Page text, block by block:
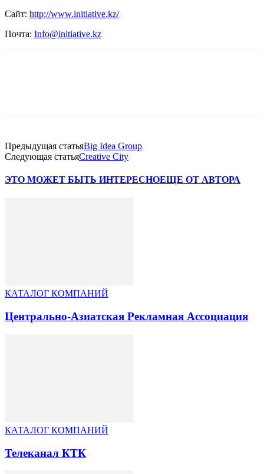
Сайт: http://www.initiative.kz/
Почта: Info@initiative.kz
Предыдущая статьяBig Idea Group
Следующая статьяCreative City
ЭТО МОЖЕТ БЫТЬ ИНТЕРЕСНОЕЩЕ ОТ АВТОРА
КАТАЛОГ КОМПАНИЙ
Центрально-Азиатская Рекламная Ассоциация
КАТАЛОГ КОМПАНИЙ
Телеканал КТК